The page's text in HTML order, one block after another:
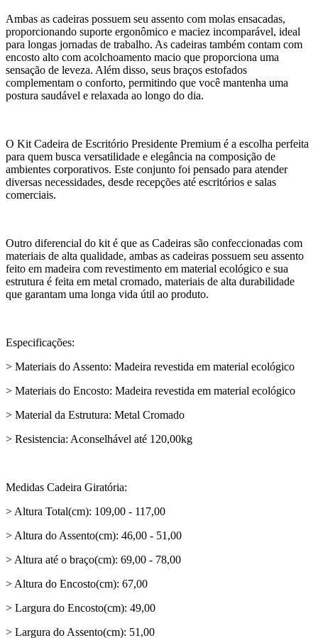
Ambas as cadeiras possuem seu assento com molas ensacadas,
proporcionando suporte ergonômico e maciez incomparável, ideal
para longas jornadas de trabalho. As cadeiras também contam com
encosto alto com acolchoamento macio que proporciona uma
sensação de leveza. Além disso, seus braços estofados
complementam o conforto, permitindo que você mantenha uma
postura saudável e relaxada ao longo do dia.
O Kit Cadeira de Escritório Presidente Premium é a escolha perfeita
para quem busca versatilidade e elegância na composição de
ambientes corporativos. Este conjunto foi pensado para atender
diversas necessidades, desde recepções até escritórios e salas
comerciais.
Outro diferencial do kit é que as Cadeiras são confeccionadas com
materiais de alta qualidade, ambas as cadeiras possuem seu assento
feito em madeira com revestimento em material ecológico e sua
estrutura é feita em metal cromado, materiais de alta durabilidade
que garantam uma longa vida útil ao produto.
Especificações:
> Materiais do Assento: Madeira revestida em material ecológico
> Materiais do Encosto: Madeira revestida em material ecológico
> Material da Estrutura: Metal Cromado
> Resistencia: Aconselhável até 120,00kg
Medidas Cadeira Giratória:
> Altura Total(cm): 109,00 - 117,00
> Altura do Assento(cm): 46,00 - 51,00
> Altura até o braço(cm): 69,00 - 78,00
> Altura do Encosto(cm): 67,00
> Largura do Encosto(cm): 49,00
> Largura do Assento(cm): 51,00